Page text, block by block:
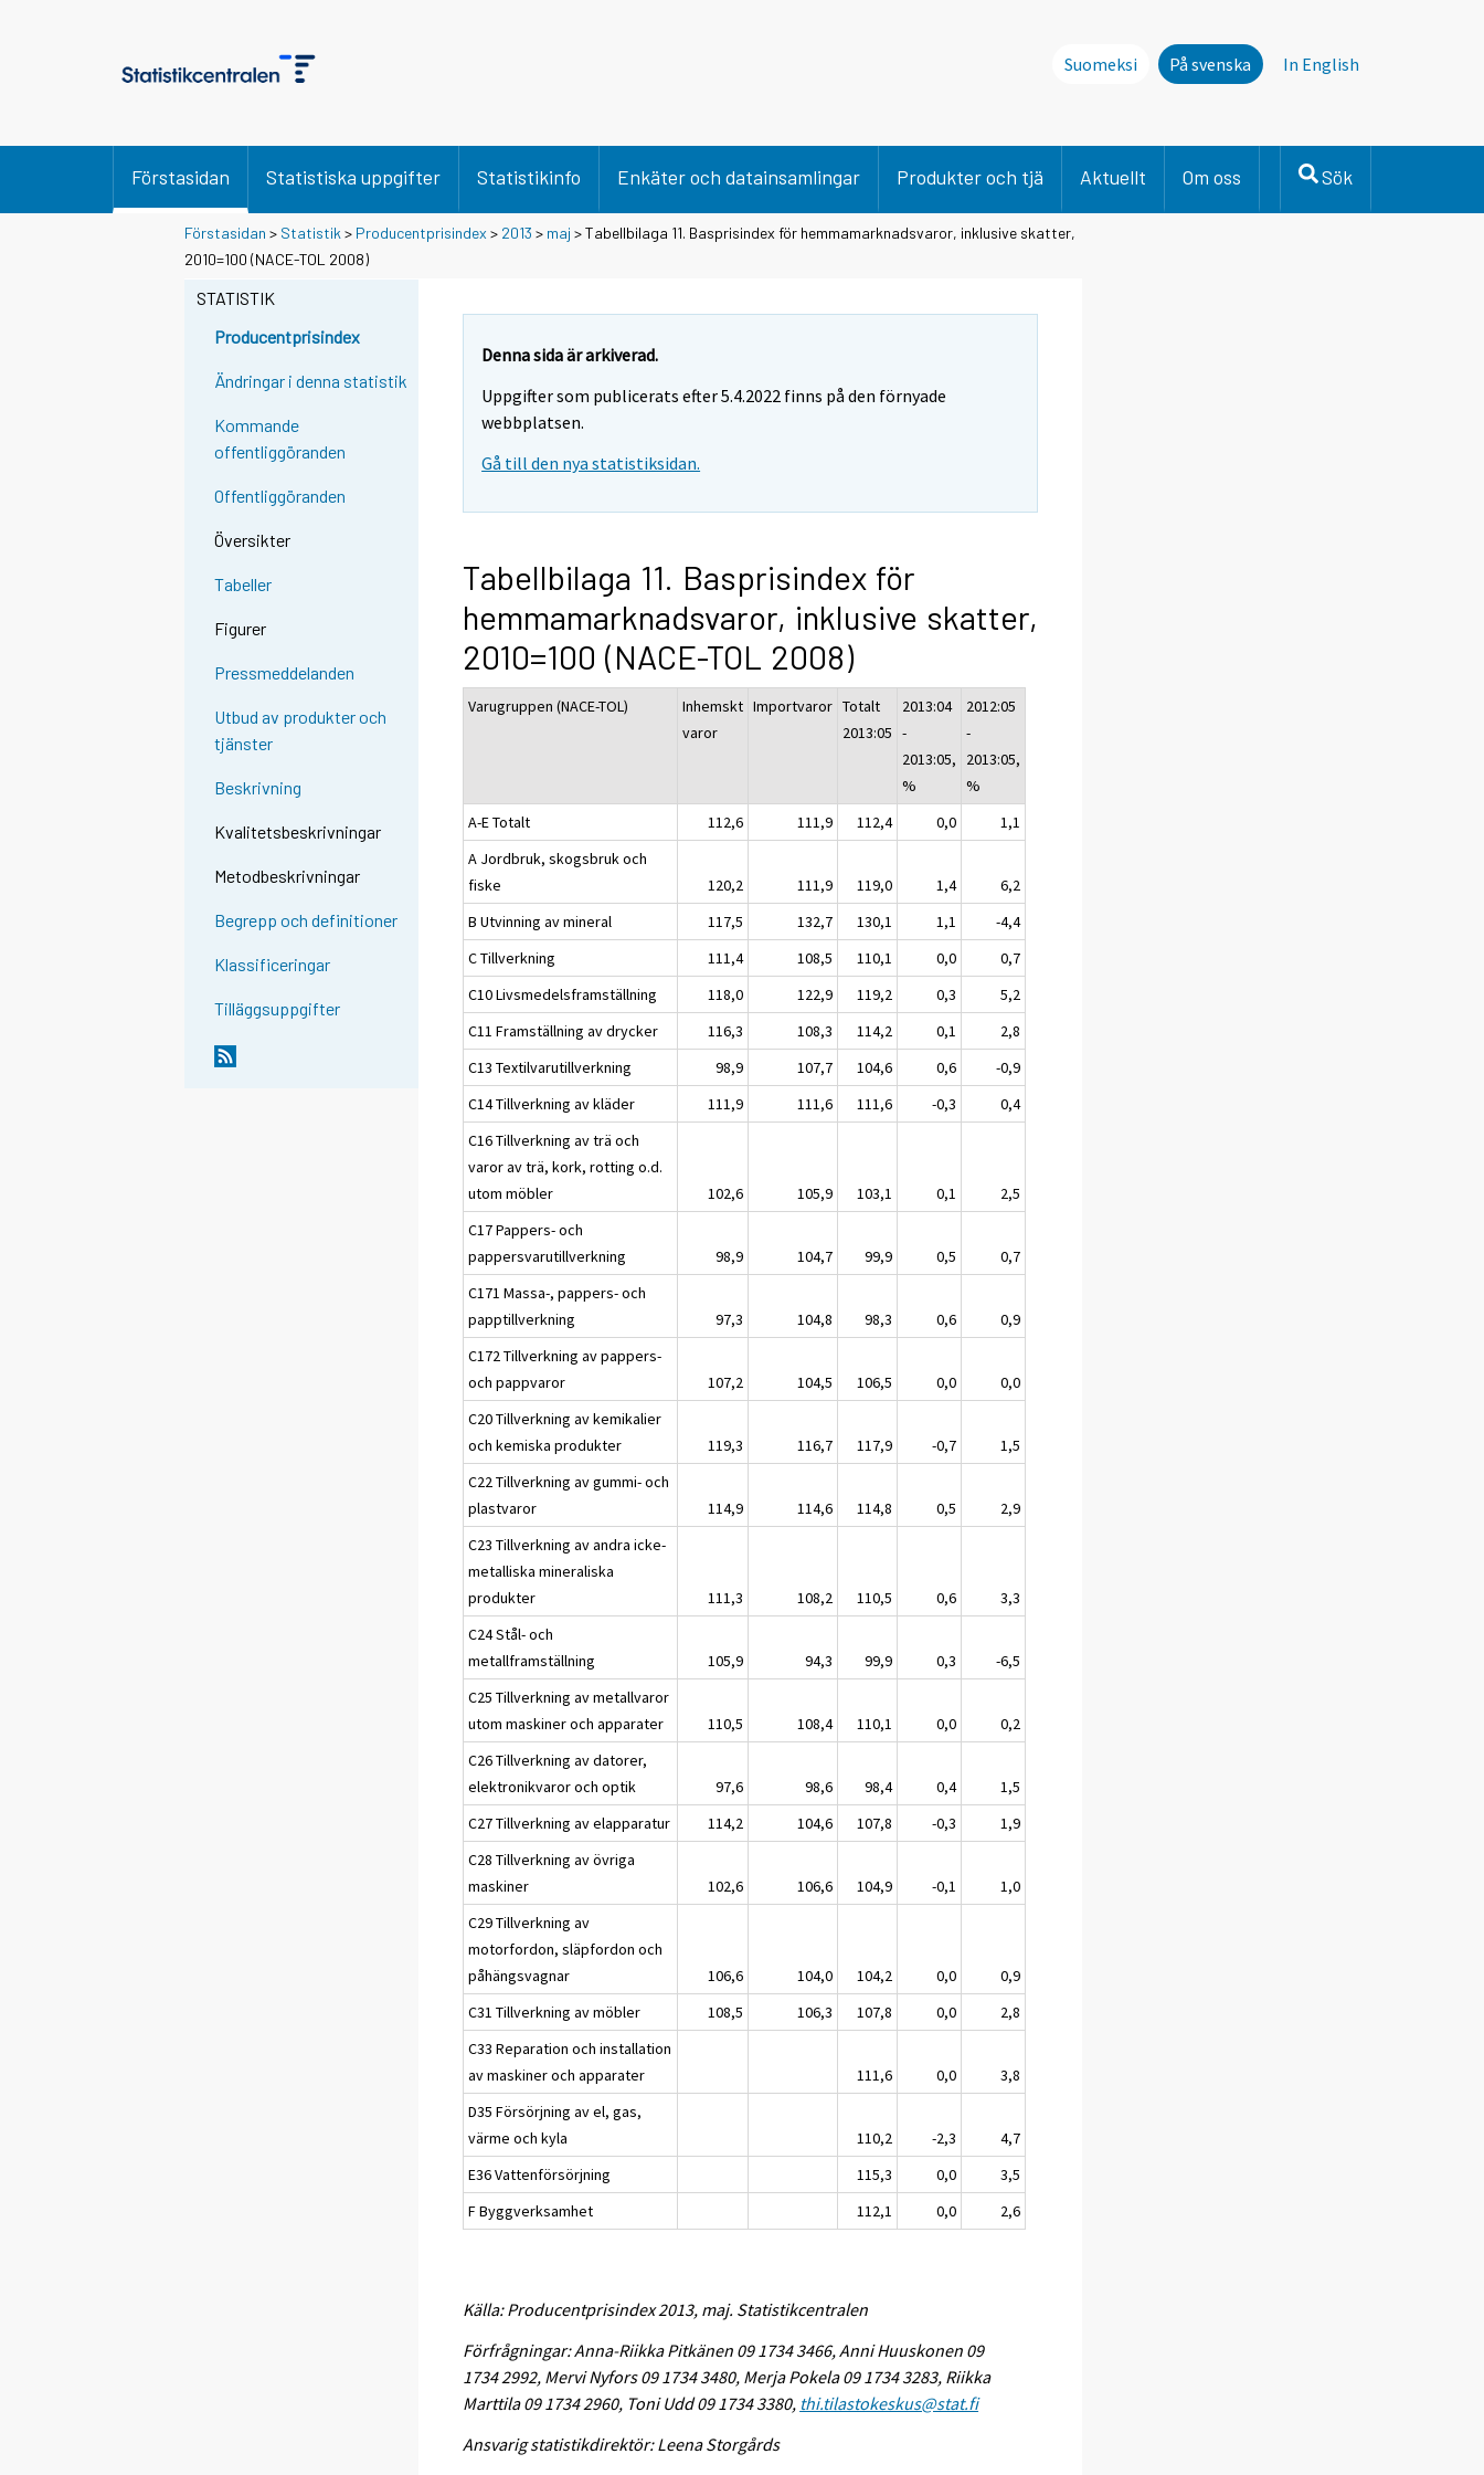
Suomeksi På svenska In English
Förstasidan Statistiska uppgifter Statistikinfo Enkäter och datainsamlingar Produkter och tjä Aktuellt Om oss Sök
Förstasidan > Statistik > Producentprisindex > 2013 > maj > Tabellbilaga 11. Basprisindex för hemmamarknadsvaror, inklusive skatter,
2010=100 (NACE-TOL 2008)
STATISTIK
Producentprisindex
Ändringar i denna statistik
Kommande
offentliggöranden
Offentliggöranden
Översikter
Tabeller
Figurer
Pressmeddelanden
Utbud av produkter och
tjänster
Beskrivning
Kvalitetsbeskrivningar
Metodbeskrivningar
Begrepp och definitioner
Klassificeringar
Tilläggsuppgifter
Denna sida är arkiverad.
Uppgifter som publicerats efter 5.4.2022 finns på den förnyade
webbplatsen.
Gå till den nya statistiksidan.
Tabellbilaga 11. Basprisindex för
hemmamarknadsvaror, inklusive skatter,
2010=100 (NACE-TOL 2008)
Varugruppen (NACE-TOL)
Inhemskt
varor
Importvaror Totalt
2013:05
2013:04
-
2013:05,
%
2012:05
-
2013:05,
%
A-E Totalt
112,6 111,9 112,4 0,0
1,1
A Jordbruk, skogsbruk och
fiske
120,2 111,9 119,0 1,4
6,2
B Utvinning av mineral
117,5 132,7 130,1 1,1
-4,4
C Tillverkning
111,4 108,5 110,1 0,0
0,7
C10 Livsmedelsframställning
118,0 122,9 119,2 0,3
5,2
C11 Framställning av drycker
116,3 108,3 114,2 0,1
2,8
C13 Textilvarutillverkning
98,9 107,7 104,6 0,6
-0,9
C14 Tillverkning av kläder
111,9 111,6 111,6 -0,3
0,4
C16 Tillverkning av trä och
varor av trä, kork, rotting o.d.
utom möbler
102,6 105,9 103,1 0,1
2,5
C17 Pappers- och
pappersvarutillverkning
98,9 104,7 99,9 0,5
0,7
C171 Massa-, pappers- och
papptillverkning
97,3 104,8 98,3 0,6
0,9
C172 Tillverkning av pappers-
och pappvaror
107,2 104,5 106,5 0,0
0,0
C20 Tillverkning av kemikalier
och kemiska produkter
119,3 116,7 117,9 -0,7
1,5
C22 Tillverkning av gummi- och
plastvaror
114,9 114,6 114,8 0,5
2,9
C23 Tillverkning av andra icke-
metalliska mineraliska
produkter
111,3 108,2 110,5 0,6
3,3
C24 Stål- och
metallframställning
105,9 94,3 99,9 0,3
-6,5
C25 Tillverkning av metallvaror
utom maskiner och apparater
110,5 108,4 110,1 0,0
0,2
C26 Tillverkning av datorer,
elektronikvaror och optik
97,6 98,6 98,4 0,4
1,5
C27 Tillverkning av elapparatur
114,2 104,6 107,8 -0,3
1,9
C28 Tillverkning av övriga
maskiner
102,6 106,6 104,9 -0,1
1,0
C29 Tillverkning av
motorfordon, släpfordon och
påhängsvagnar
106,6 104,0 104,2 0,0
0,9
C31 Tillverkning av möbler
108,5 106,3 107,8 0,0
2,8
C33 Reparation och installation
av maskiner och apparater
111,6 0,0
3,8
D35 Försörjning av el, gas,
värme och kyla
110,2 -2,3
4,7
E36 Vattenförsörjning
115,3 0,0
3,5
F Byggverksamhet
112,1 0,0 2,6
Källa: Producentprisindex 2013, maj. Statistikcentralen
Förfrågningar: Anna-Riikka Pitkänen 09 1734 3466, Anni Huuskonen 09
1734 2992, Mervi Nyfors 09 1734 3480, Merja Pokela 09 1734 3283, Riikka
Marttila 09 1734 2960, Toni Udd 09 1734 3380, thi.tilastokeskus@stat.fi
Ansvarig statistikdirektör: Leena Storgårds